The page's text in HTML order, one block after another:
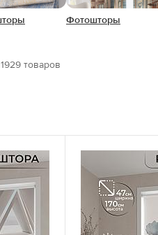
Фотошторы
товаров